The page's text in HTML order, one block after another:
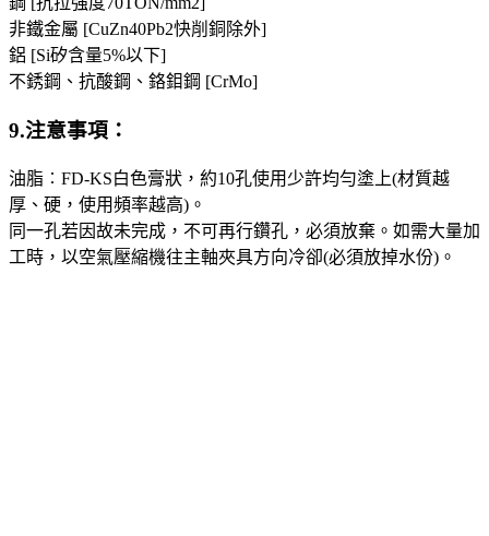
非鐵金屬 [CuZn40Pb2快削銅除外]
鋁 [Si矽含量5%以下]
不銹鋼、抗酸鋼、鉻鉬鋼 [CrMo]
9.注意事項：
油脂︰FD-KS白色膏狀，約10孔使用少許均勻塗上(材質越
厚、硬，使用頻率越高)。
同一孔若因故未完成，不可再行鑽孔，必須放棄。如需大量加
工時，以空氣壓縮機往主軸夾具方向冷卻(必須放掉水份)。